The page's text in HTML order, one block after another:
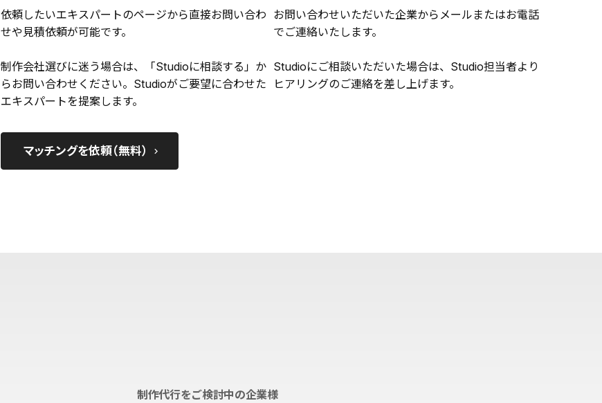
依頼したいエキスパートのページから直接お問い合わ
せや見積依頼が可能です。
制作会社選びに迷う場合は、「Studioに相談する」か
らお問い合わせください。Studioがご要望に合わせた
エキスパートを提案します。
マッチングを依頼（無料） keyboard_arrow_right
お問い合わせいただいた企業からメールまたはお電話
でご連絡いたします。
Studioにご相談いただいた場合は、Studio担当者より
ヒアリングのご連絡を差し上げます。
制作代行をご検討中の企業様